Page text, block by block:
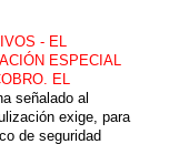
- EL
ESPECIAL
EL
señalado al
exige, para
de seguridad